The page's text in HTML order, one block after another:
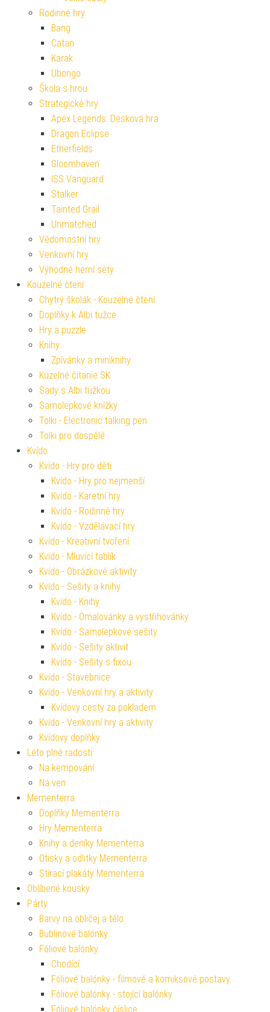
Rodinné hry
Bang
Catan
Karak
Ubongo
Škola s hrou
Strategické hry
Apex Legends: Desková hra
Dragon Eclipse
Etherfields
Gloomhaven
ISS Vanguard
Stalker
Tainted Grail
Unmatched
Vědomostní hry
Venkovní hry
Výhodné herní sety
Kouzelné čtení
Chytrý školák - Kouzelné čtení
Doplňky k Albi tužce
Hry a puzzle
Knihy
Zpívánky a miniknihy
Kúzelné čítanie SK
Sady s Albi tužkou
Samolepkové knížky
Tolki - Electronic talking pen
Tolki pro dospělé
Kvído
Kvído - Hry pro děti
Kvído - Hry pro nejmenší
Kvído - Karetní hry
Kvído - Rodinné hry
Kvído - Vzdělávací hry
Kvído - Kreativní tvoření
Kvído - Mluvící tablík
Kvído - Obrázkové aktivity
Kvído - Sešity a knihy
Kvído - Knihy
Kvído - Omalovánky a vystřihovánky
Kvído - Samolepkové sešity
Kvído - Sešity aktivit
Kvído - Sešity s fixou
Kvído - Stavebnice
Kvído - Venkovní hry a aktivity
Kvídovy cesty za pokladem
Kvído - Venkovní hry a aktivity
Kvídovy doplňky
Léto plné radosti
Na kempování
Na ven
Mementerra
Doplňky Mementerra
Hry Mementerra
Knihy a deníky Mementerra
Otisky a odlitky Mementerra
Stírací plakáty Mementerra
Oblíbené kousky
Párty
Barvy na obličej a tělo
Bublinové balónky
Fóliové balónky
Chodící
Fóliové balónky - filmové a komiksové postavy
Fóliové balónky - stojící balónky
Fóliové balónky číslice